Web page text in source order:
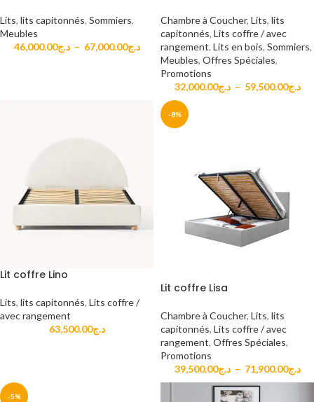
Lits, lits capitonnés, Sommiers,
Meubles
د.ج46,000.00 – د.ج67,000.00
Chambre à Coucher, Lits, lits
capitonnés, Lits coffre / avec
rangement, Lits en bois, Sommiers,
Meubles, Offres Spéciales,
Promotions
د.ج32,000.00 – د.ج59,500.00
Lit coffre Lino
Lits, lits capitonnés, Lits coffre /
avec rangement
د.ج63,500.00
-8%
Lit coffre Lisa
Chambre à Coucher, Lits, lits
capitonnés, Lits coffre / avec
rangement, Offres Spéciales,
Promotions
د.ج39,500.00 – د.ج71,900.00
-5%